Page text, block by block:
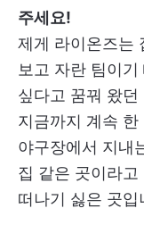
주세요!
제게 라이온즈는
보고 자란 팀이
싶다고 꿈꿔 왔
지금까지 계속
야구장에서 지내
집 같은 곳이라
떠나기 싫은 곳입